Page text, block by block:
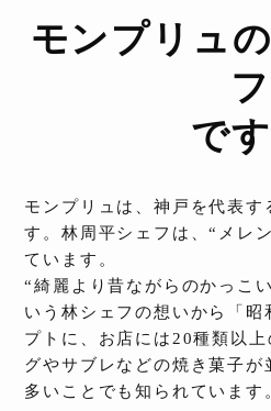
モンプリュ
フ
です
モンプリュは、神戸を代表
す。林周平シェフは、“メレ
ています。
“綺麗より昔ながらのかっこ
いう林シェフの想いから「昭
プトに、お店には20種類以
グやサブレなどの焼き菓子
多いことでも知られています